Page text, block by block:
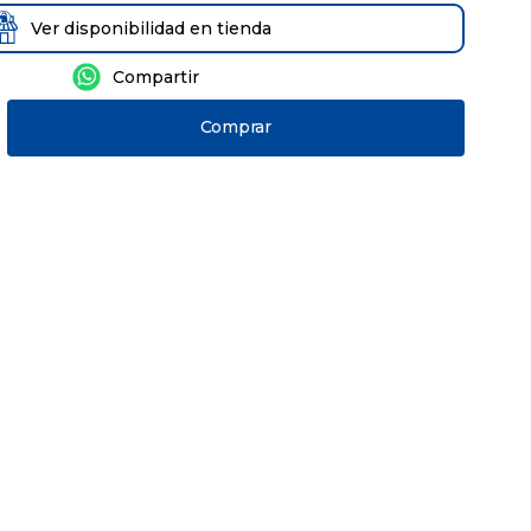
Ver disponibilidad en tienda
Comprar